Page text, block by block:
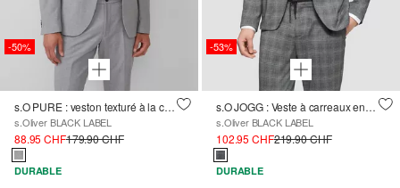
-50%
s.O PURE : veston texturé à la coupe Slim Fit
s.Oliver BLACK LABEL
88.95 CHF179.90 CHF
DURABLE
-53%
s.O JOGG : Veste à carreaux en jersey stretch
s.Oliver BLACK LABEL
102.95 CHF219.90 CHF
DURABLE